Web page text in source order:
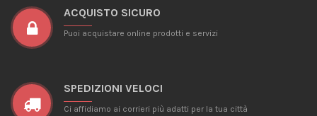
ACQUISTO SICURO
Puoi acquistare online prodotti e servizi
SPEDIZIONI VELOCI
Ci affidiamo ai corrieri più adatti per la tua città